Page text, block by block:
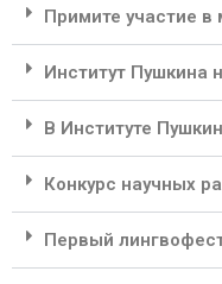
Примите участие
Институт Пушкина
В Институте
Конкурс научных
Первый